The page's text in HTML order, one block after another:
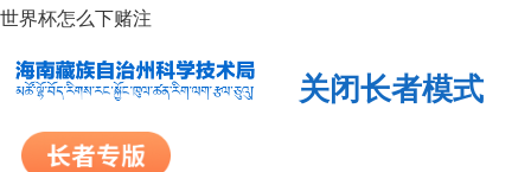
世界杯怎么下赌注
关闭长者模式